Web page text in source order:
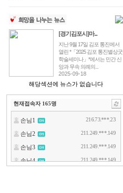
[경기김포시]마...
지난 9월 17일 김포 통진에서
열린 *「2025 김포 통진별상굿
학술세미나」*에서는 민간 신
앙과 무속 의례의...
2025-09-18
해당섹션에 뉴스가 없습니다
현재접속자 165명